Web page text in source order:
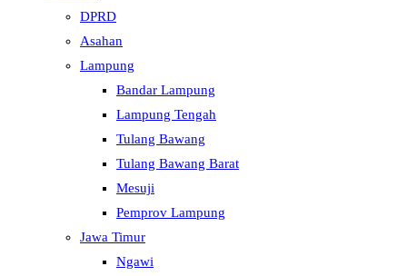
DPRD
Asahan
Lampung
Bandar Lampung
Lampung Tengah
Tulang Bawang
Tulang Bawang Barat
Mesuji
Pemprov Lampung
Jawa Timur
Ngawi